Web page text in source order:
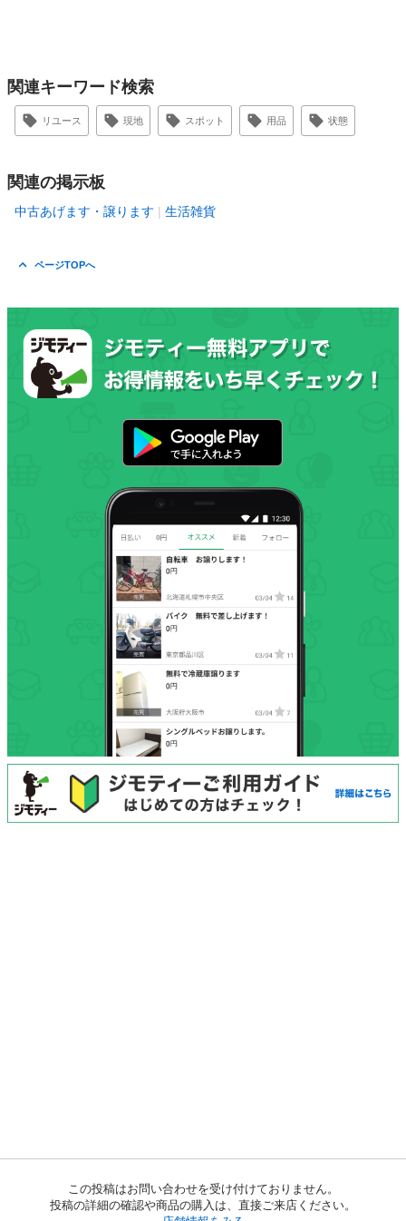
この投稿はお問い合わせを受け付けておりません。
投稿の詳細の確認や商品の購入は、直接ご来店ください。
関連キーワード検索
リユース 現地 スポット 用品 状態
関連の掲示板
中古あげます・譲ります 生活雑貨
ページTOPへ